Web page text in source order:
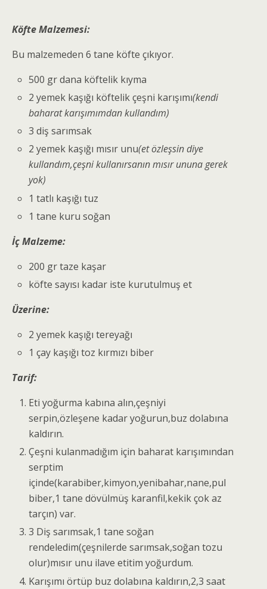
Köfte Malzemesi:
Bu malzemeden 6 tane köfte çıkıyor.
500 gr dana köftelik kıyma
2 yemek kaşığı köftelik çeşni karışımı(kendi
baharat karışımımdan kullandım)
3 diş sarımsak
2 yemek kaşığı mısır unu(et özleşsin diye
kullandım,çeşni kullanırsanın mısır ununa gerek
yok)
1 tatlı kaşığı tuz
1 tane kuru soğan
İç Malzeme:
200 gr taze kaşar
köfte sayısı kadar iste kurutulmuş et
Üzerine:
2 yemek kaşığı tereyağı
1 çay kaşığı toz kırmızı biber
Tarif:
Eti yoğurma kabına alın,çeşniyi
serpin,özleşene kadar yoğurun,buz dolabına
kaldırın.
Çeşni kulanmadığım için baharat karışımından
serptim
içinde(karabiber,kimyon,yenibahar,nane,pul
biber,1 tane dövülmüş karanfil,kekik çok az
tarçın) var.
3 Diş sarımsak,1 tane soğan
rendeledim(çeşnilerde sarımsak,soğan tozu
olur)mısır unu ilave etitim yoğurdum.
Karışımı örtüp buz dolabına kaldırın,2,3 saat